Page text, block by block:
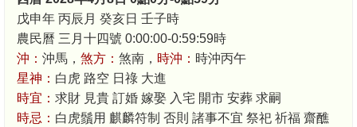
戊申年 丙辰月 癸亥日 壬子時
農民曆 三月十四號 0:00:00-0:59:59時
沖： 沖馬， 煞方： 煞南， 時沖： 時沖丙午
星神： 白虎 路空 日祿 大進
時宜： 求財 見貴 訂婚 嫁娶 入宅 開市 安葬 求嗣
時忌： 白虎鬚用 麒麟符制 否則 諸事不宜 祭祀 祈福 齋醮